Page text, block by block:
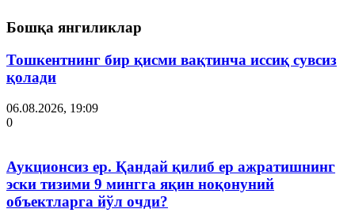
Бошқа янгиликлар
Тошкентнинг бир қисми вақтинча иссиқ сувсиз
қолади
06.08.2026, 19:09
0
Аукционсиз ер. Қандай қилиб ер ажратишнинг
эски тизими 9 мингга яқин ноқонуний
объектларга йўл очди?